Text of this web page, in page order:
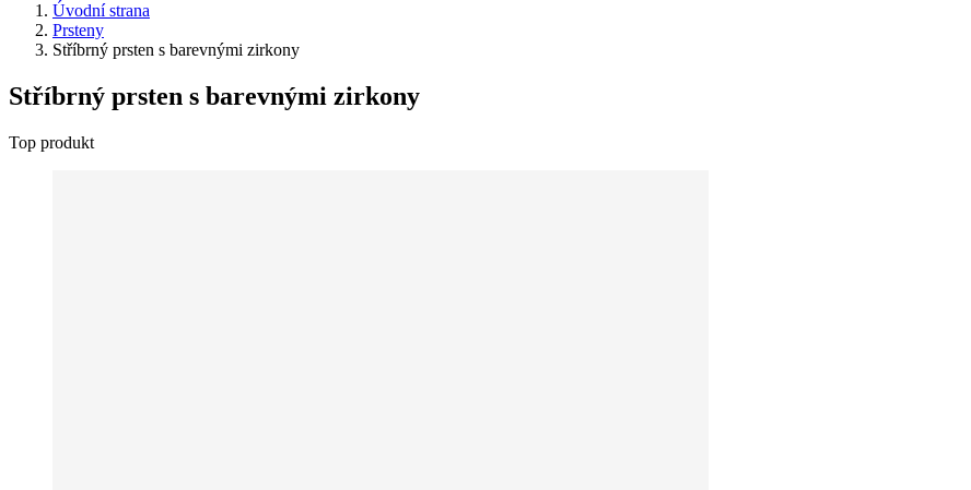
Úvodní strana
Prsteny
Stříbrný prsten s barevnými zirkony
Stříbrný prsten s barevnými zirkony
Top produkt